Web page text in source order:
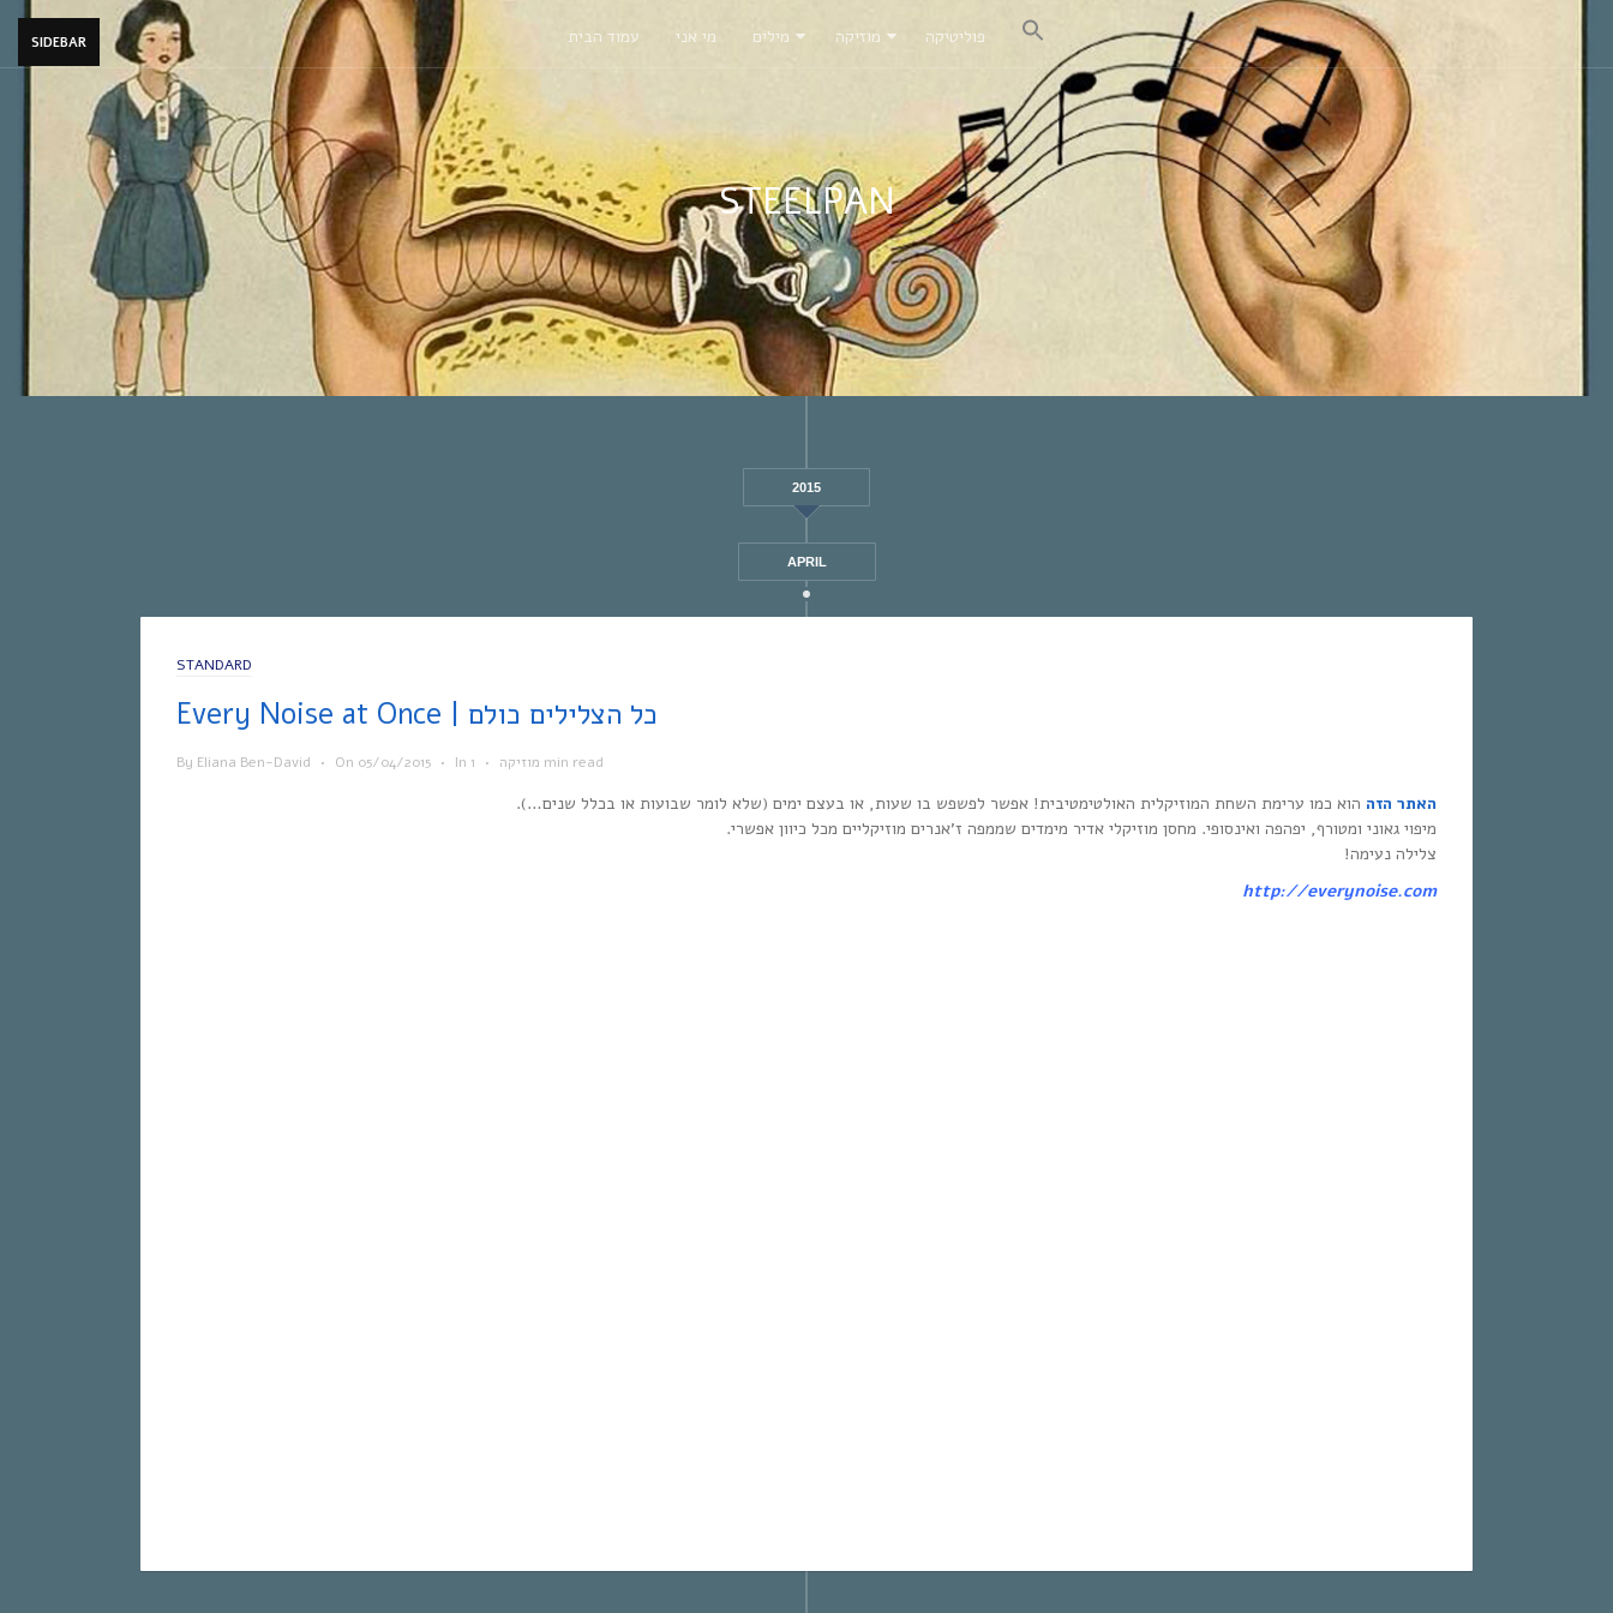
SIDEBAR עמוד הבית מי אני מילים מוזיקה פוליטיקה
STEELPAN
2015
APRIL
STANDARD
Every Noise at Once | כל הצלילים כולם
By Eliana Ben-David • On 05/04/2015 • In מוזיקה • 1 min read
האתר הזה הוא כמו ערימת השחת המוזיקלית האולטימטיבית! אפשר לפשפש בו שעות, או בעצם ימים (שלא לומר שבועות או בכלל שנים…).
מיפוי גאוני ומטורף, יפהפה ואינסופי. מחסן מוזיקלי אדיר מימדים שממפה ז’אנרים מוזיקליים מכל כיוון אפשרי.
צלילה נעימה!
http://everynoise.com